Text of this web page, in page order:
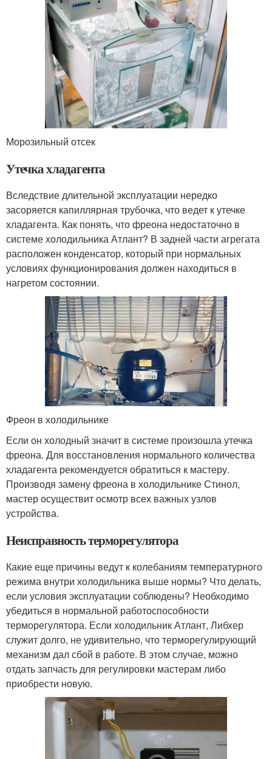
Морозильный отсек
Утечка хладагента
Вследствие длительной эксплуатации нередко
засоряется капиллярная трубочка, что ведет к утечке
хладагента. Как понять, что фреона недостаточно в
системе холодильника Атлант? В задней части агрегата
расположен конденсатор, который при нормальных
условиях функционирования должен находиться в
нагретом состоянии.
Фреон в холодильнике
Если он холодный значит в системе произошла утечка
фреона. Для восстановления нормального количества
хладагента рекомендуется обратиться к мастеру.
Производя замену фреона в холодильнике Стинол,
мастер осуществит осмотр всех важных узлов
устройства.
Неисправность терморегулятора
Какие еще причины ведут к колебаниям температурного
режима внутри холодильника выше нормы? Что делать,
если условия эксплуатации соблюдены? Необходимо
убедиться в нормальной работоспособности
терморегулятора. Если холодильник Атлант, Либхер
служит долго, не удивительно, что терморегулирующий
механизм дал сбой в работе. В этом случае, можно
отдать запчасть для регулировки мастерам либо
приобрести новую.